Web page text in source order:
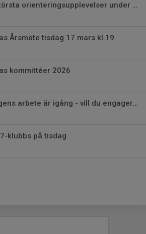
Lennarts 3 största orienteringsupplevelser under 2025
Årsmöte tisdag 17 mars kl.19
kommittéer 2026
Valberedningens arbete är igång - vill du engagera dig?
klubbs på tisdag